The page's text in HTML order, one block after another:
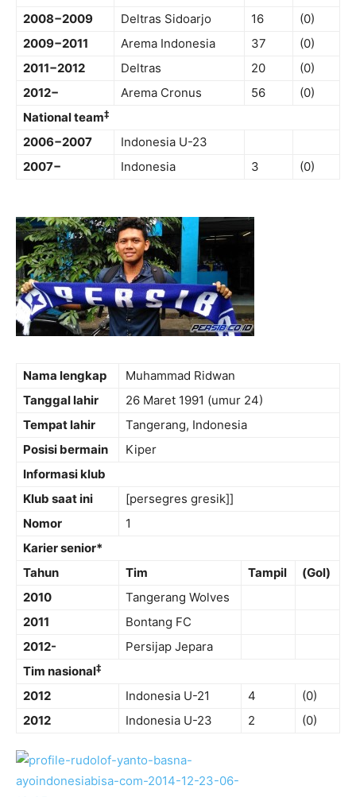
2008−2009
Deltras Sidoarjo 16
(0)
2009−2011
Arema Indonesia 37
(0)
2011−2012
Deltras 20
(0)
2012−
Arema Cronus 56
(0)
National team‡
2006−2007
Indonesia U-23
2007−
Indonesia 3 (0)
Nama lengkap
Muhammad Ridwan
Tanggal lahir
26 Maret 1991 (umur 24)
Tempat lahir
Tangerang, Indonesia
Posisi bermain
Kiper
Informasi klub
Klub saat ini
[persegres gresik]]
Nomor
1
Karier senior*
Tahun
Tim Tampil
(Gol)
2010
Tangerang Wolves
2011
Bontang FC
2012-
Persijap Jepara
Tim nasional‡
2012 Indonesia U-21 4
(0)
2012
Indonesia U-23 2 (0)